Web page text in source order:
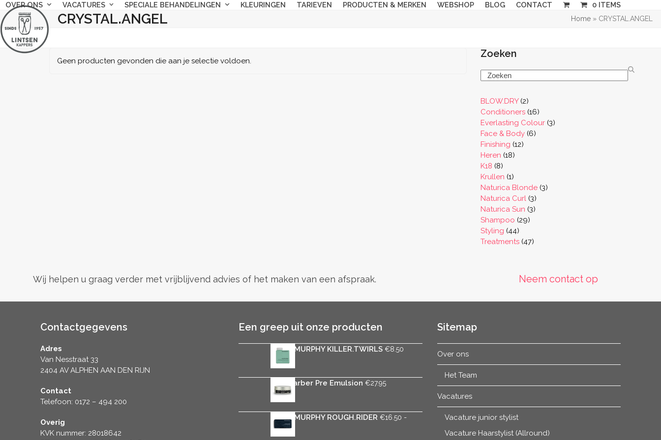
Skip
to
content
OVER ONS VACATURES SPECIALE BEHANDELINGEN KLEURINGEN TARIEVEN PRODUCTEN & MERKEN WEBSHOP BLOG CONTACT 0 ITEMS
CRYSTAL.ANGEL Home» CRYSTAL.ANGEL
Geen producten gevonden die aan je selectie voldoen.
Zoeken
Search
BLOW.DRY 22
producten
Conditioners 1616
producten
Everlasting Colour 33
Face & Body 66
Finishing 1212
Heren 1818
K18 88
producten
Krullen 11
product
Naturica Blonde 33
Naturica Curl 33
producten
Naturica Sun 33
Shampoo 2929
Styling 4444
producten
Treatments 4747
Wij helpen u graag verder met vrijblijvend advies of het maken van een afspraak. Neem contact op
Contactgegevens
Adres
Van Nesstraat 33
2404 AV ALPHEN AAN DEN RIJN
Contact
Telefoon: 0172 – 494 200
Overig
KVK nummer: 28018642
Een greep uit onze producten
KEVIN.MURPHY KILLER.TWIRLS €8.50
Rica Barber Pre Emulsion €27.95
KEVIN.MURPHY ROUGH.RIDER €16.50 -
€31.50
Sitemap
Over ons
Het Team
Vacatures
Vacature junior stylist
Vacature Haarstylist (Allround)